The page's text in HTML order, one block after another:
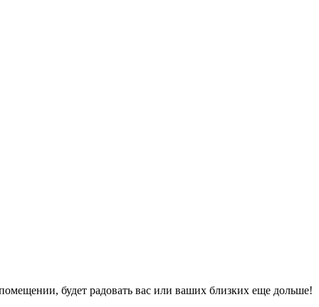
будет радовать вас или ваших близких еще дольше!